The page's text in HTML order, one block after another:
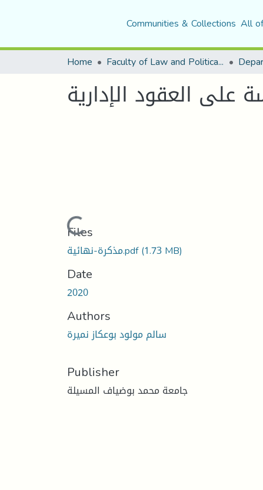
Communities & Collections All
Home Faculty of Law and Political Science
على العقود الإدارية
Loading...
Files
مذكرة-نهائية.pdf(1.73 MB)
Date
2020
Authors
سالم مولود بوعكاز نميرة
Publisher
جامعة محمد بوضياف المسيلة